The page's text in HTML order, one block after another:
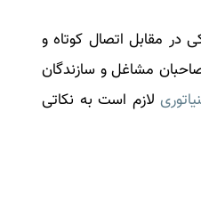
در مقابل اتصال کوتاه و
مشاغل و سازندگان
لازم است به نکاتی